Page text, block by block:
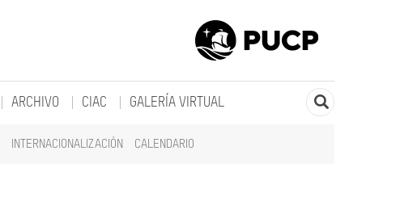
INTERNACIONALIZACIÓN CALENDARIO
ARCHIVO CIAC GALERÍA VIRTUAL